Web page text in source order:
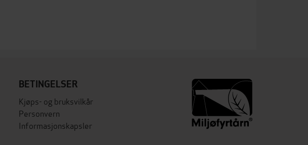
BETINGELSER
Kjøps- og bruksvilkår
Personvern
Informasjonskapsler